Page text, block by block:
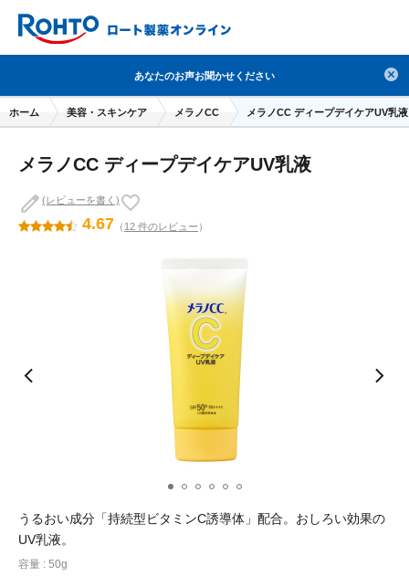
人気のキーワードで検索
目薬 ロートV5 日焼け止め 熱中症対策
デオコ セラミド オバジ ダーマセプトRX
アゼライン酸
冬虫夏草 セノビック
美容サプリメント
制汗剤 洗顔
使用用途から探す
注目の商品 を見る
ポイント交換品 を見る
検索
ログイン / 新規会員登録
あなたのお声お聞かせください
ホーム 美容・スキンケア メラノCC メラノCC ディープデイケアUV乳液
メラノCC ディープデイケアUV乳液
4.67 （ 12 件のレビュー ）
(レビューを書く)
うるおい成分「持続型ビタミンC誘導体」配合。おしろい効果の
UV乳液。
容量 : 50g